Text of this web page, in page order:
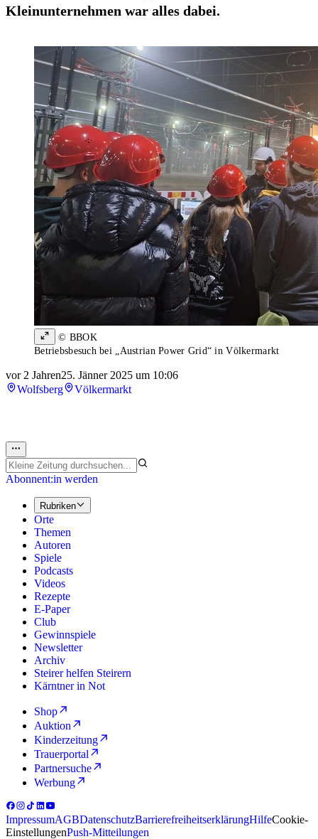
Kleinunternehmen war alles dabei.
© BBOK
Betriebsbesuch bei „Austrian Power Grid“ in Völkermarkt
vor 2 Jahren25. Jänner 2025 um 10:06
Wolfsberg
Völkermarkt
Abonnent:in werden
Rubriken
Orte
Themen
Autoren
Spiele
Podcasts
Videos
Rezepte
E-Paper
Club
Gewinnspiele
Newsletter
Archiv
Steirer helfen Steirern
Kärntner in Not
Shop
Auktion
Kinderzeitung
Trauerportal
Partnersuche
Werbung
ImpressumAGBDatenschutzBarrierefreiheitserklärungHilfeCookie-
EinstellungenPush-Mitteilungen